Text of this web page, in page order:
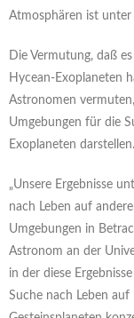
Atmosphären ist
Die Vermutung, daß
Hycean-Exoplaneten
Astronomen
Umgebungen für die
Exoplaneten darstellen.
„Unsere Ergebnisse
nach Leben auf
Umgebungen in
Astronom an der
in der diese
Suche nach Leben